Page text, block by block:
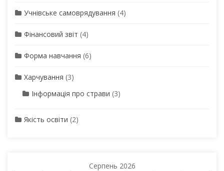
Учнівське самоврядування (4)
Фінансовий звіт (4)
Форма навчання (6)
Харчування (3)
Інформація про страви (3)
Якість освіти (2)
Серпень 2026